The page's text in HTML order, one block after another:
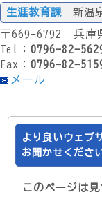
生涯教育課 ｜新温
〒669-6792 兵庫
Tel： 0796-82-
Fax： 0796-82-
メール
より良いウェブ
お聞かせくださ
このページは